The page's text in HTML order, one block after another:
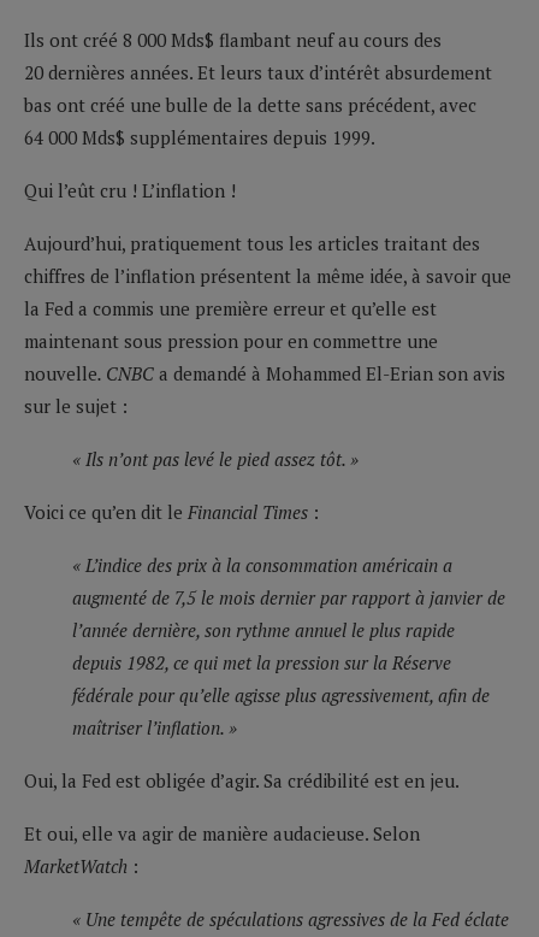
Ils ont créé 8 000 Mds$ flambant neuf au cours des
20 dernières années. Et leurs taux d’intérêt absurdement
bas ont créé une bulle de la dette sans précédent, avec
64 000 Mds$ supplémentaires depuis 1999.
Qui l’eût cru ! L’inflation !
Aujourd’hui, pratiquement tous les articles traitant des
chiffres de l’inflation présentent la même idée, à savoir que
la Fed a commis une première erreur et qu’elle est
maintenant sous pression pour en commettre une
nouvelle. CNBC a demandé à Mohammed El-Erian son avis
sur le sujet :
« Ils n’ont pas levé le pied assez tôt. »
Voici ce qu’en dit le Financial Times :
« L’indice des prix à la consommation américain a
augmenté de 7,5 le mois dernier par rapport à janvier de
l’année dernière, son rythme annuel le plus rapide
depuis 1982, ce qui met la pression sur la Réserve
fédérale pour qu’elle agisse plus agressivement, afin de
maîtriser l’inflation. »
Oui, la Fed est obligée d’agir. Sa crédibilité est en jeu.
Et oui, elle va agir de manière audacieuse. Selon
MarketWatch :
« Une tempête de spéculations agressives de la Fed éclate